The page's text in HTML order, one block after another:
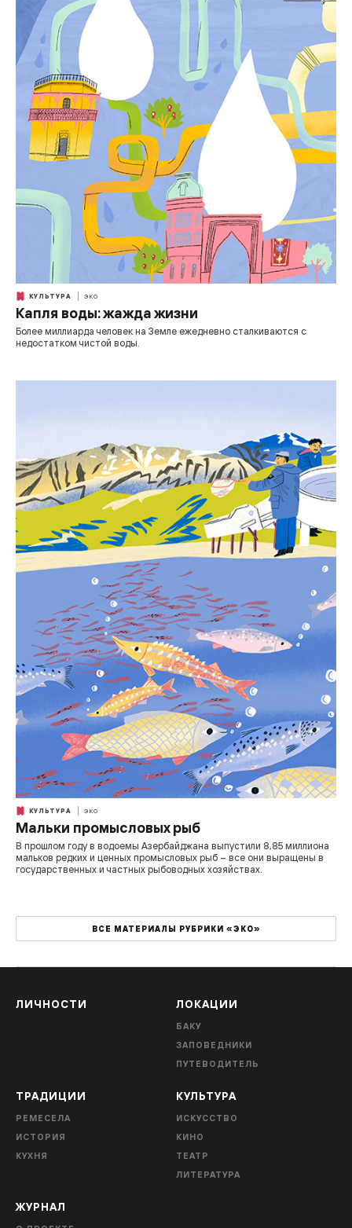
КУЛЬТУРА ЭКО
Капля воды: жажда жизни
Более миллиарда человек на Земле ежедневно сталкиваются с
недостатком чистой воды.
КУЛЬТУРА ЭКО
Мальки промысловых рыб
В прошлом году в водоемы Азербайджана выпустили 8,85 миллиона
мальков редких и ценных промысловых рыб – все они выращены в
государственных и частных рыбоводных хозяйствах.
ВСЕ МАТЕРИАЛЫ РУБРИКИ «ЭКО»
ЛИЧНОСТИ ЛОКАЦИИ
БАКУ
ЗАПОВЕДНИКИ
ПУТЕВОДИТЕЛЬ
ТРАДИЦИИ
РЕМЕСЕЛА
ИСТОРИЯ
КУХНЯ
КУЛЬТУРА
ИСКУССТВО
КИНО
ТЕАТР
ЛИТЕРАТУРА
ЖУРНАЛ